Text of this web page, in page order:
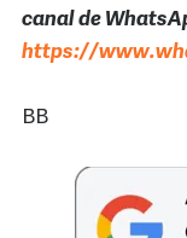
canal de
https://
BB